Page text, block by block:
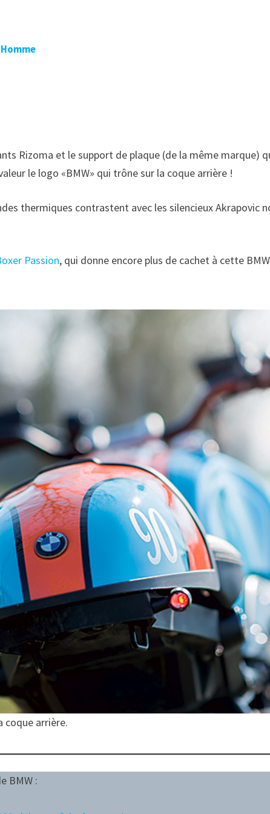
Rizoma et le support de plaque (de la même marque)
le logo «BMW» qui trône sur la coque arrière !
thermiques contrastent avec les silencieux Akrapovic
Passion, qui donne encore plus de cachet à cette
coque arrière.
BMW :